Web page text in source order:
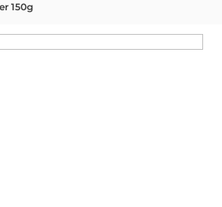
150g
fogao